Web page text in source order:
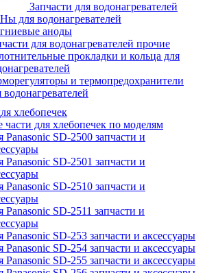
Запчасти для водонагревателей
для водонагревателей
аноды
для водонагревателей прочие
прокладки и кольца для
и термопредохранители
водонагревателей
хлебопечек
части для хлебопечек по моделям
Panasonic SD-2500 запчасти и
Panasonic SD-2501 запчасти и
Panasonic SD-2510 запчасти и
Panasonic SD-2511 запчасти и
Panasonic SD-253 запчасти и аксессуары
Panasonic SD-254 запчасти и аксессуары
Panasonic SD-255 запчасти и аксессуары